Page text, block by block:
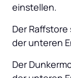
einstellen.
Der
der unteren
Der